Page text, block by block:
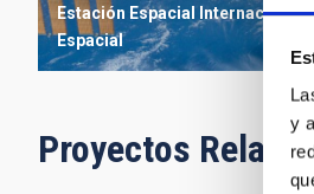
y
Estación Espacial Internacional
Espacial
Proyectos